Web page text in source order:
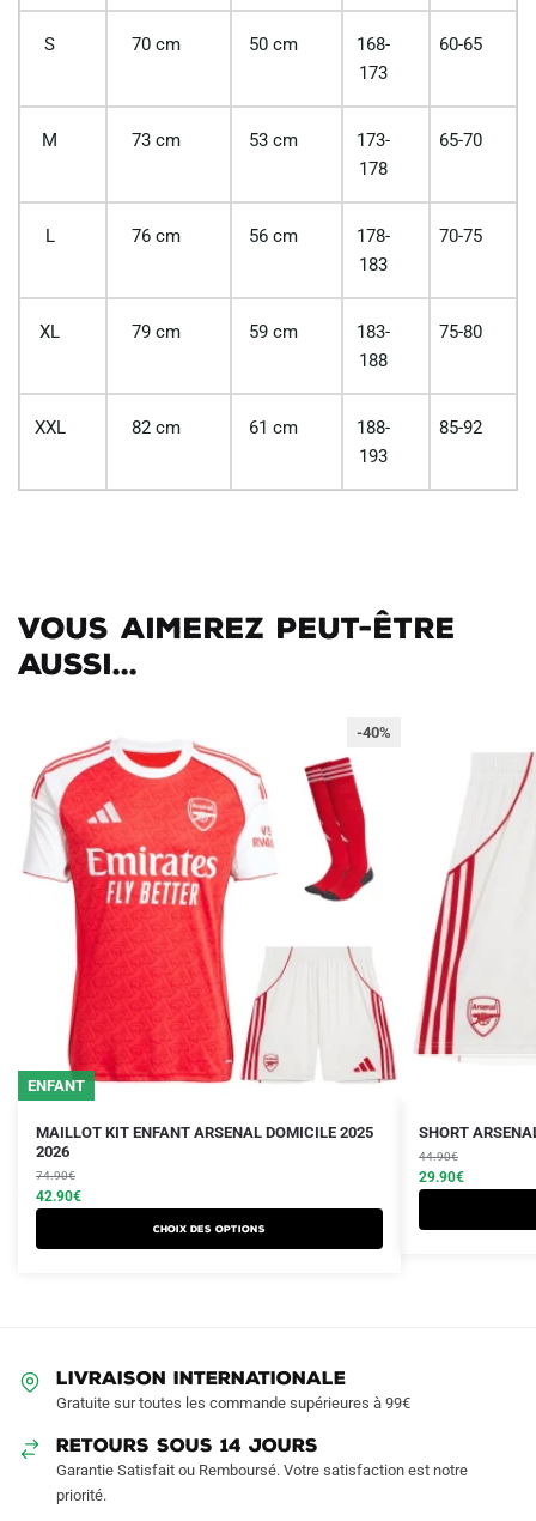
S 70 cm 50 cm
168-
173
60-65
M 73 cm 53 cm
173-
178
65-70
L 76 cm 56 cm
178-
183
70-75
XL 79 cm 59 cm
183-
188
75-80
XXL 82 cm 61 cm
188-
193
85-92
Vous aimerez peut-être
aussi...
ENFANT
-40%
MAILLOT KIT ENFANT ARSENAL DOMICILE 2025
2026
74.90€
Le
prix
initial
était :
42.90€
Le
prix
actuel
est :
Choix des options
Ce
produit
a
plusieurs
variations.
choisies
la
page
SHORT
44.90€
Le
prix
initial
était :
29.90€
Le
prix
actuel
est :
LIVRAISON INTERNATIONALE
Gratuite sur toutes les commande supérieures à 99€
RETOURS SOUS 14 JOURS
Garantie Satisfait ou Remboursé. Votre satisfaction est notre
priorité.